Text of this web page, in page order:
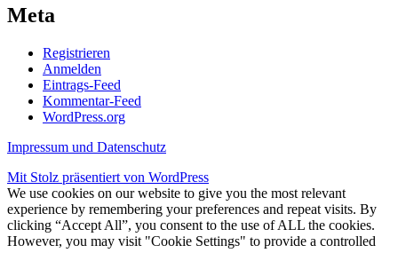
Meta
Registrieren
Anmelden
Eintrags-Feed
Kommentar-Feed
WordPress.org
Impressum und Datenschutz
Mit Stolz präsentiert von WordPress
We use cookies on our website to give you the most relevant
experience by remembering your preferences and repeat visits. By
clicking “Accept All”, you consent to the use of ALL the cookies.
However, you may visit "Cookie Settings" to provide a controlled